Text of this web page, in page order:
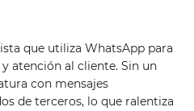
que utiliza WhatsApp para
atención al cliente. Sin un
con mensajes
de terceros, lo que ralentiza